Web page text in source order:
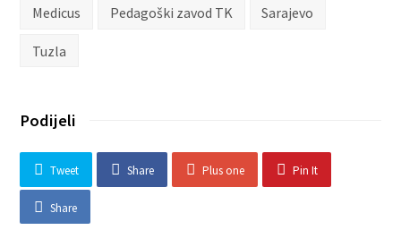
Medicus Pedagoški zavod TK Sarajevo
Tuzla
Podijeli
Tweet Share Plus one Pin It
Share